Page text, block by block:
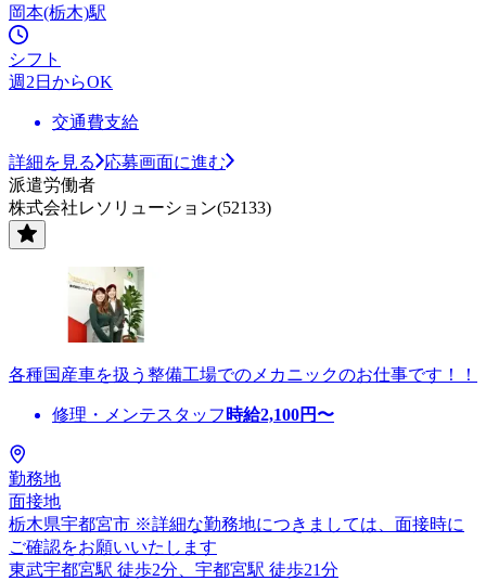
岡本(栃木)駅
シフト
週2日からOK
交通費支給
詳細を見る
応募画面に進む
派遣労働者
株式会社レソリューション(52133)
各種国産車を扱う整備工場でのメカニックのお仕事です！！
修理・メンテスタッフ 時給2,100円〜
勤務地
面接地
栃木県宇都宮市 ※詳細な勤務地につきましては、面接時に
ご確認をお願いいたします
東武宇都宮駅 徒歩2分、宇都宮駅 徒歩21分